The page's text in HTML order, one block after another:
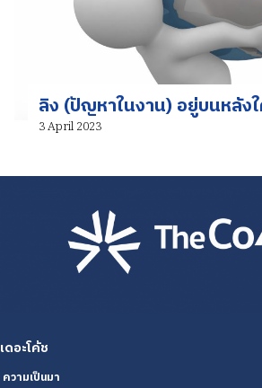
ลิง (ปัญหาในงาน) อยู่บนหลัง
3 April 2023
เดอะโค้ช
ความเป็นมา